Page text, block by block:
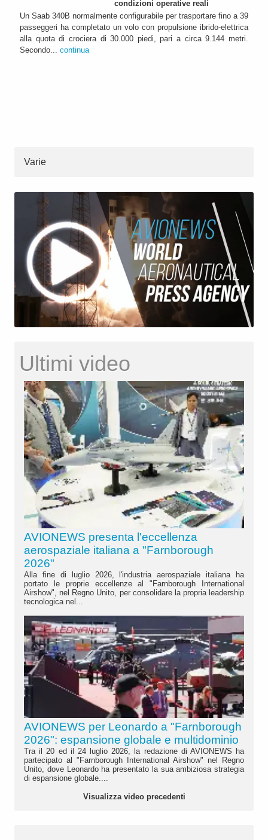
condizioni operative reali
Un Saab 340B normalmente configurabile per trasportare fino a 39
passeggeri ha completato un volo con propulsione ibrido-elettrica
alla quota di crociera di 30.000 piedi, pari a circa 9.144 metri.
Secondo... continua
Varie
Ultimi video
AVIONEWS presenta l'eccellenza
aerospaziale italiana a "Farnborough
2026"
Alla fine di luglio 2026, l'industria aerospaziale italiana ha
portato le proprie eccellenze al "Farnborough International
Airshow", nel Regno Unito, per consolidare la propria leadership
tecnologica nel...
AVIONEWS per Leonardo a "Farnborough
2026": espansione globale e multidominio
Tra il 20 ed il 24 luglio 2026, la redazione di AVIONEWS ha
partecipato al "Farnborough International Airshow" nel Regno
Unito, dove Leonardo ha presentato la sua ambiziosa strategia
di espansione globale....
Visualizza video precedenti